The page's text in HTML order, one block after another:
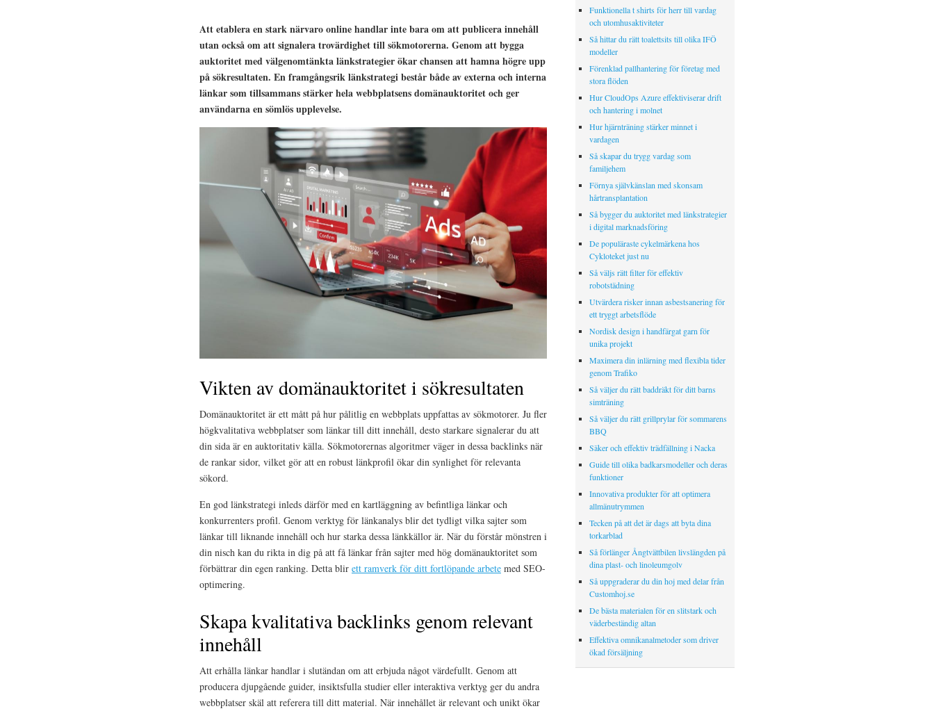
Att etablera en stark närvaro online handlar inte bara om att publicera innehåll
utan också om att signalera trovärdighet till sökmotorerna. Genom att bygga
auktoritet med välgenomtänkta länkstrategier ökar chansen att hamna högre upp
på sökresultaten. En framgångsrik länkstrategi består både av externa och interna
länkar som tillsammans stärker hela webbplatsens domänauktoritet och ger
användarna en sömlös upplevelse.
Vikten av domänauktoritet i sökresultaten
Domänauktoritet är ett mått på hur pålitlig en webbplats uppfattas av sökmotorer. Ju fler
högkvalitativa webbplatser som länkar till ditt innehåll, desto starkare signalerar du att
din sida är en auktoritativ källa. Sökmotorernas algoritmer väger in dessa backlinks när
de rankar sidor, vilket gör att en robust länkprofil ökar din synlighet för relevanta
sökord.
En god länkstrategi inleds därför med en kartläggning av befintliga länkar och
konkurrenters profil. Genom verktyg för länkanalys blir det tydligt vilka sajter som
länkar till liknande innehåll och hur starka dessa länkkällor är. När du förstår mönstren i
din nisch kan du rikta in dig på att få länkar från sajter med hög domänauktoritet som
förbättrar din egen ranking. Detta blir ett ramverk för ditt fortlöpande arbete med SEO-
optimering.
Skapa kvalitativa backlinks genom relevant
innehåll
Att erhålla länkar handlar i slutändan om att erbjuda något värdefullt. Genom att
producera djupgående guider, insiktsfulla studier eller interaktiva verktyg ger du andra
webbplatser skäl att referera till ditt material. När innehållet är relevant och unikt ökar
Funktionella t shirts för herr till vardag
och utomhusaktiviteter
Så hittar du rätt toalettsits till olika IFÖ
modeller
Förenklad pallhantering för företag med
stora flöden
Hur CloudOps Azure effektiviserar drift
och hantering i molnet
Hur hjärnträning stärker minnet i
vardagen
Så skapar du trygg vardag som
familjehem
Förnya självkänslan med skonsam
hårtransplantation
Så bygger du auktoritet med länkstrategier
i digital marknadsföring
De populäraste cykelmärkena hos
Cykloteket just nu
Så väljs rätt filter för effektiv
robotstädning
Utvärdera risker innan asbestsanering för
ett tryggt arbetsflöde
Nordisk design i handfärgat garn för
unika projekt
Maximera din inlärning med flexibla tider
genom Trafiko
Så väljer du rätt baddräkt för ditt barns
simträning
Så väljer du rätt grillprylar för sommarens
BBQ
Säker och effektiv trädfällning i Nacka
Guide till olika badkarsmodeller och deras
funktioner
Innovativa produkter för att optimera
allmänutrymmen
Tecken på att det är dags att byta dina
torkarblad
Så förlänger Ångtvättbilen livslängden på
dina plast- och linoleumgolv
Så uppgraderar du din hoj med delar från
Customhoj.se
De bästa materialen för en slitstark och
väderbeständig altan
Effektiva omnikanalmetoder som driver
ökad försäljning